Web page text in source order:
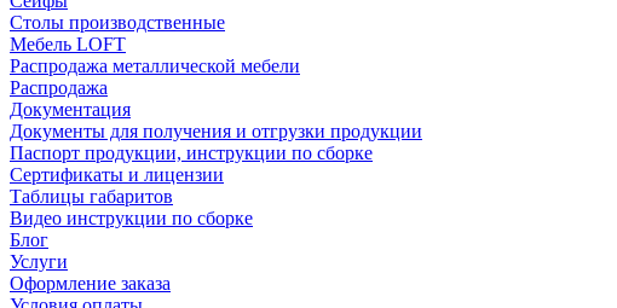
Столы производственные
Мебель LOFT
Распродажа металлической мебели
Распродажа
Документация
Документы для получения и отгрузки продукции
Паспорт продукции, инструкции по сборке
Сертификаты и лицензии
Таблицы габаритов
Видео инструкции по сборке
Блог
Услуги
Оформление заказа